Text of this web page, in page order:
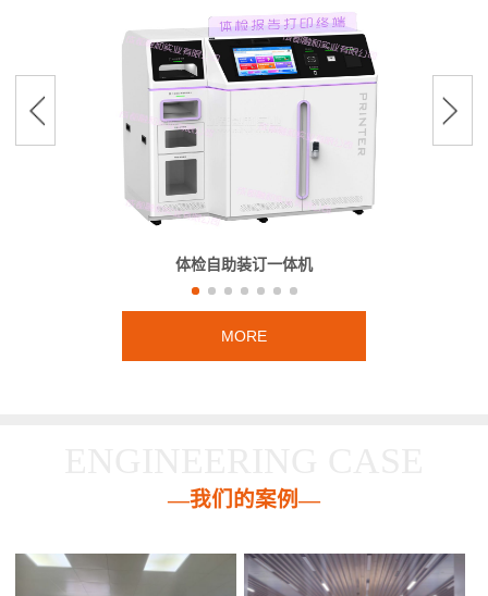
体检自助装订一体机
MORE
—我们的案例—